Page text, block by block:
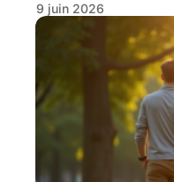
9 juin 2026